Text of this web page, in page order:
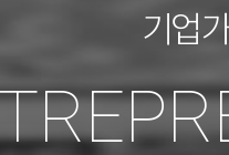
기업